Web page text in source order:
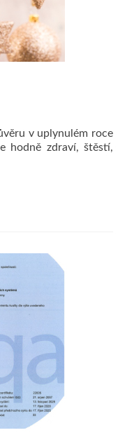
v uplynulém roce
hodně zdraví, štěstí,